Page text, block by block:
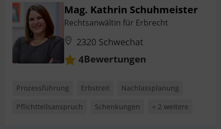
Mag. Kathrin Schuhmeister
Rechtsanwältin für Erbrecht
2320 Schwechat
4Bewertungen
Prozessführung Erbstreit
Nachlassplanung
Pflichtteilsanspruch
Schenkungen + 2 weitere